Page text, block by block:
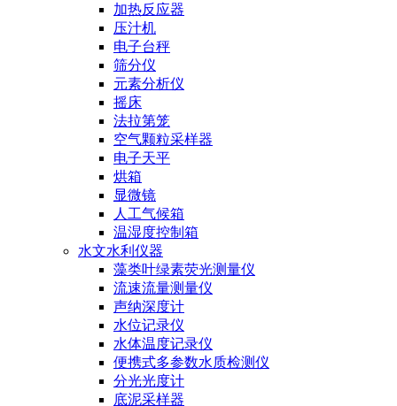
加热反应器
压汁机
电子台秤
筛分仪
元素分析仪
摇床
法拉第笼
空气颗粒采样器
电子天平
烘箱
显微镜
人工气候箱
温湿度控制箱
水文水利仪器
藻类叶绿素荧光测量仪
流速流量测量仪
声纳深度计
水位记录仪
水体温度记录仪
便携式多参数水质检测仪
分光光度计
底泥采样器